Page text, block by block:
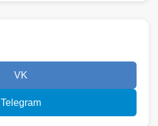
VK
Telegram